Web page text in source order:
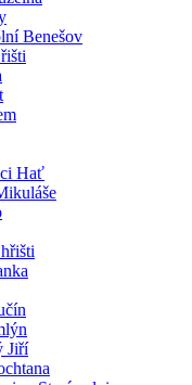
Benešov
Hať
Jiří